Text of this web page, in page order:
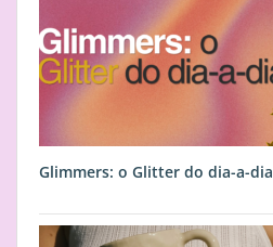
Glimmers: o Glitter do dia-a-dia